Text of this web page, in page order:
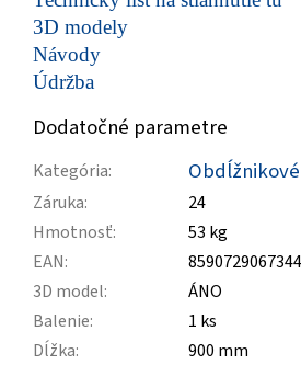
3D modely
Návody
Údržba
Dodatočné parametre
Kategória:
Záruka:
24
Hmotnosť:
53 kg
EAN:
8590729067344
3D model:
ÁNO
Balenie:
1 ks
Dĺžka:
900 mm